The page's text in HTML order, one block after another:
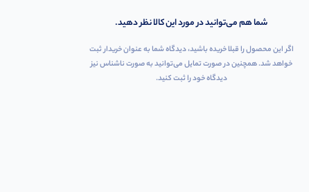
شما هم می‌توانید در مورد این کالا نظر دهید.
اگر این محصول را قبلا خریده باشید، دیدگاه شما به عنوان خریدار ثبت
خواهد شد. همچنین در صورت تمایل می‌توانید به صورت ناشناس نیز
دیدگاه خود را ثبت کنید.